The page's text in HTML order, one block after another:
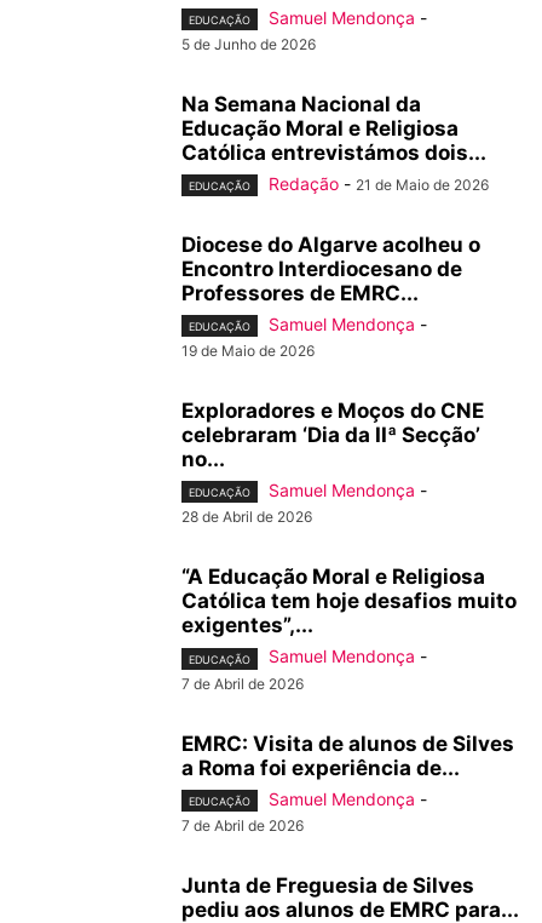
EDUCAÇÃO Samuel Mendonça -
5 de Junho de 2026
Na Semana Nacional da
Educação Moral e Religiosa
Católica entrevistámos dois...
EDUCAÇÃO Redação - 21 de Maio de 2026
Diocese do Algarve acolheu o
Encontro Interdiocesano de
Professores de EMRC...
EDUCAÇÃO Samuel Mendonça -
19 de Maio de 2026
Exploradores e Moços do CNE
celebraram ‘Dia da IIª Secção’
no...
EDUCAÇÃO Samuel Mendonça -
28 de Abril de 2026
“A Educação Moral e Religiosa
Católica tem hoje desafios muito
exigentes”,...
EDUCAÇÃO Samuel Mendonça -
7 de Abril de 2026
EMRC: Visita de alunos de Silves
a Roma foi experiência de...
EDUCAÇÃO Samuel Mendonça -
7 de Abril de 2026
Junta de Freguesia de Silves
pediu aos alunos de EMRC para...